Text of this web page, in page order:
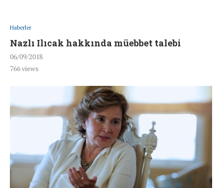
Haberler
Nazlı Ilıcak hakkında müebbet talebi
06/09/2018
766views